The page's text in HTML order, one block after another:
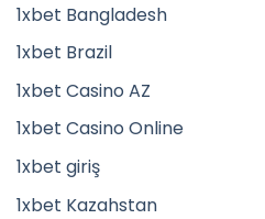
1xbet Bangladesh
1xbet Brazil
1xbet Casino AZ
1xbet Casino Online
1xbet giriş
1xbet Kazahstan